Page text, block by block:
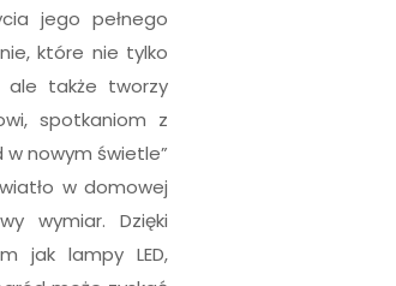
jego pełnego
które nie tylko
ale także tworzy
spotkaniom z
w nowym świetle”
w domowej
wymiar. Dzięki
jak lampy LED,